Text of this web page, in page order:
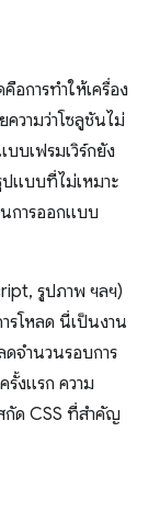
การทำให้เครื่อง
วามว่าโซลูชันไม่
บเฟรมเวิร์กยัง
แบบที่ไม่เหมาะ
การออกแบบ
รูปภาพ ฯลฯ)
รโหลด นี่เป็นงาน
จำนวนรอบการ
งแรก ความ
กัด CSS ที่สําคัญ